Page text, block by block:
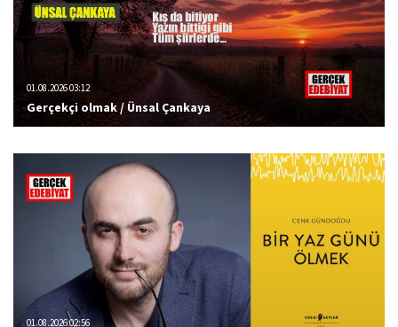
01.08.2026 03:12
Gerçekçi olmak / Ünsal Çankaya
01.08.2026 02:56